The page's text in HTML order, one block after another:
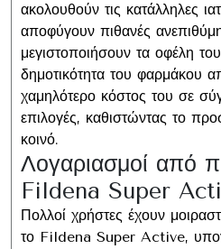
ακολουθούν τις κατάλληλες
αποφύγουν πιθανές
μεγιστοποιήσουν τα οφέλη
δημοτικότητα του φαρμάκου
χαμηλότερο κόστος του σε
επιλογές, καθιστώντας το
κοινό.
Λογαριασμοί από
Fildena Super
Πολλοί χρήστες έχουν
το Fildena Super Active,